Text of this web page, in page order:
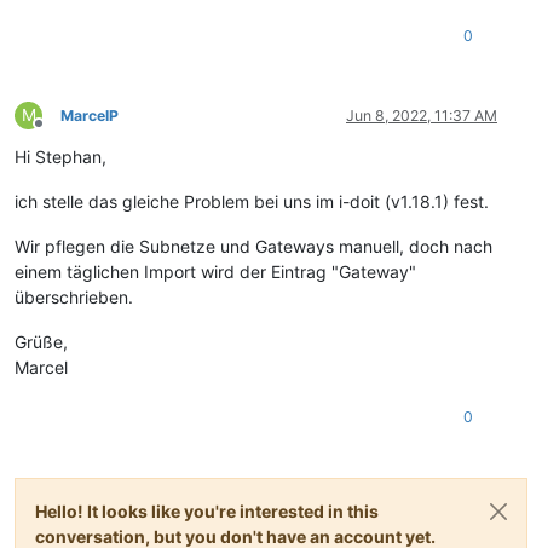
0
M
Offline
MarcelP Jun 8, 2022, 11:37 AM
Hi Stephan,
ich stelle das gleiche Problem bei uns im i-doit (v1.18.1) fest.
Wir pflegen die Subnetze und Gateways manuell, doch nach
einem täglichen Import wird der Eintrag "Gateway"
überschrieben.
Grüße,
Marcel
0
Hello! It looks like you're interested in this
conversation, but you don't have an account yet.